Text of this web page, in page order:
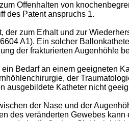
Offenhalten von
des Patent anspruchs 1.
zum Erhalt und zur
A1). Ein solcher
der frakturierten Augenhöhle
Bedarf an einem geeigneten
der
ausgebildete Katheter nicht
der Nase und der
des veränderten Gewebes